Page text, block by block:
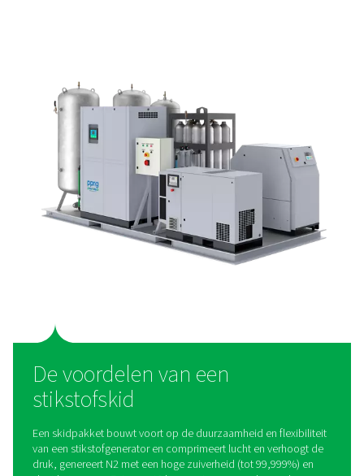
De PPNG SolarNitro skid HE is een alles-in-één
solar-ready PLC-besturing en 300 bar opslag.
energiekosten en koolstofvoetafdruk met slimme,
opwekking.
Een stikstofopwekkingssysteem is een zelfstandig,
systeem dat is ontworpen om zeer zuivere stikstof
plaatse te produceren. Hij is gebouwd op een
robuust frame op een skid en integreert alle
componenten, waaronder een
luchtbehandelingssysteem, Pressure Swing
stikstofgenerator, hogedrukbooster en opslagtanks, in